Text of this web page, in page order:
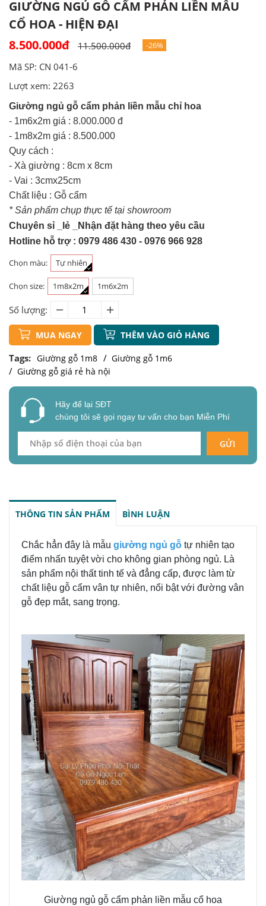
GIƯỜNG NGỦ GỖ CẨM PHẢN LIỀN MẪU
CỔ HOA - HIỆN ĐẠI
8.500.000đ
11.500.000đ -26%
Mã SP: CN 041-6
Lượt xem: 2263
Giường ngủ gỗ cẩm phản liền mẫu chỉ hoa
- 1m6x2m giá : 8.000.000 đ
- 1m8x2m giá : 8.500.000
Quy cách :
- Xà giường : 8cm x 8cm
- Vai : 3cmx25cm
Chất liệu : Gỗ cẩm
* Sản phẩm chụp thực tế tại showroom
Chuyên sỉ _lẻ _Nhận đặt hàng theo yêu cầu
Hotline hỗ trợ : 0979 486 430 - 0976 966 928
Chọn màu: Tự nhiên
Chọn size: 1m8x2m 1m6x2m
Số lượng:
MUA NGAY THÊM VÀO GIỎ HÀNG
Tags: Giường gỗ 1m8
Giường gỗ 1m6
Giường gỗ giá rẻ hà nội
Hãy để lại SĐT
chúng tôi sẽ gọi ngay tư vấn cho bạn Miễn Phí
GỬI
THÔNG TIN SẢN PHẨM BÌNH LUẬN
Chắc hẳn đây là mẫu giường ngủ gỗ tự nhiên tạo
điểm nhấn tuyệt vời cho không gian phòng ngủ. Là
sản phẩm nội thất tinh tế và đẳng cấp, được làm từ
chất liệu gỗ cẩm vân tự nhiên, nổi bật với đường vân
gỗ đẹp mắt, sang trọng.
Giường ngủ gỗ cẩm phản liền mẫu cổ hoa